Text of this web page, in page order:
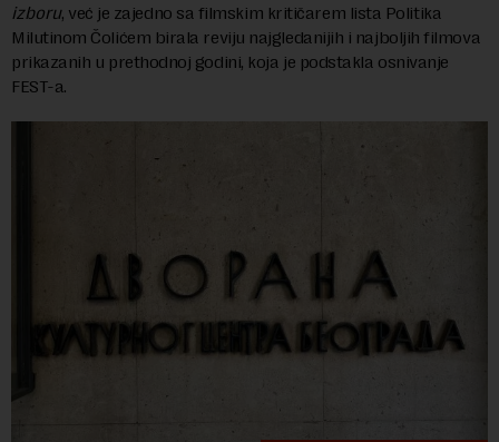
izboru, već je zajedno sa filmskim kritičarem lista Politika
Milutinom Čolićem birala reviju najgledanijih i najboljih filmova
prikazanih u prethodnoj godini, koja je podstakla osnivanje
FEST-a.